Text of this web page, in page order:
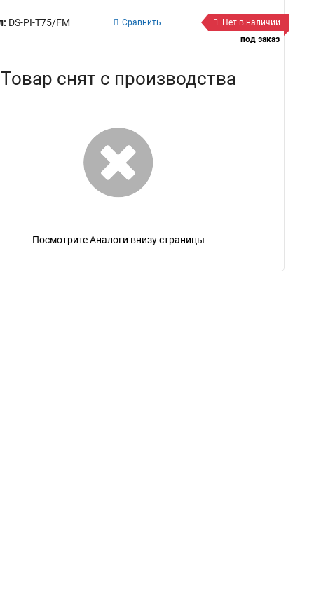
DS-PI-T75/FM Сравнить
Нет в наличии
под заказ
Товар снят с производства
Посмотрите Аналоги внизу страницы